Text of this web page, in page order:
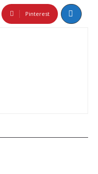
Pinterest